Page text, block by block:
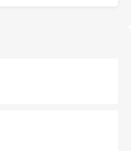
る外せないスポット